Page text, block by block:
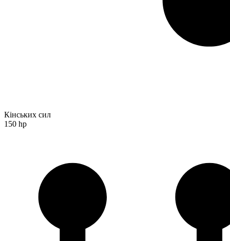
Кінських сил
150 hp